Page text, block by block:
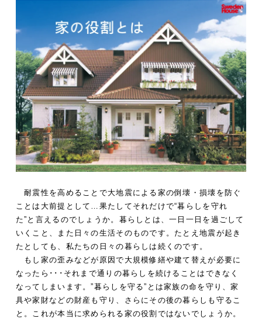
耐震性を高めることで大地震による家の倒壊・損壊を防ぐ
ことは大前提として…果たしてそれだけで“暮らしを守れ
た”と言えるのでしょうか。暮らしとは、一日一日を過ごして
いくこと、また日々の生活そのものです。たとえ地震が起き
たとしても、私たちの日々の暮らしは続くのです。
もし家の歪みなどが原因で大規模修繕や建て替えが必要に
なったら･･･それまで通りの暮らしを続けることはできなく
なってしまいます。”暮らしを守る”とは家族の命を守り、家
具や家財などの財産も守り、さらにその後の暮らしも守るこ
と。これが本当に求められる家の役割ではないでしょうか。